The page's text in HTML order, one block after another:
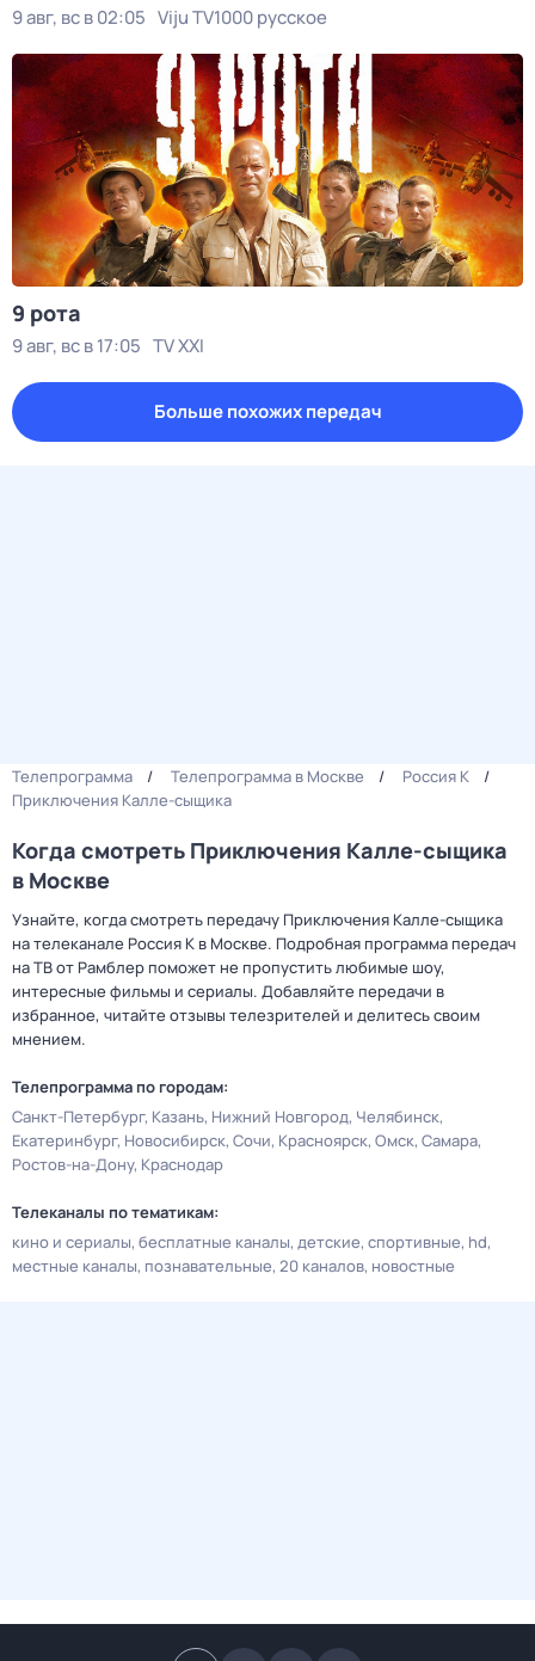
9 авг, вс в 02:05 Viju TV1000 русское
9 рота
9 авг, вс в 17:05 TV XXI
Больше похожих передач
Телепрограмма Телепрограмма в Москве
Россия К
Приключения Калле-сыщика
Когда смотреть Приключения Калле-сыщика
в Москве
Узнайте, когда смотреть передачу Приключения Калле-сыщика
на телеканале Россия К в Москве. Подробная программа передач
на ТВ от Рамблер поможет не пропустить любимые шоу,
интересные фильмы и сериалы. Добавляйте передачи в
избранное, читайте отзывы телезрителей и делитесь своим
мнением.
Телепрограмма по городам:
Санкт-Петербург Казань Нижний Новгород Челябинск
Екатеринбург Новосибирск Сочи Красноярск Омск Самара
Ростов-на-Дону Краснодар
Телеканалы по тематикам:
кино и сериалы бесплатные каналы детские спортивные hd
местные каналы познавательные 20 каналов новостные